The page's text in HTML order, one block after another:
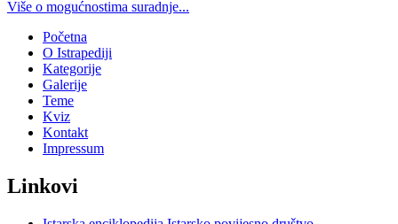
Više o mogućnostima suradnje...
Početna
O Istrapediji
Kategorije
Galerije
Teme
Kviz
Kontakt
Impressum
Linkovi